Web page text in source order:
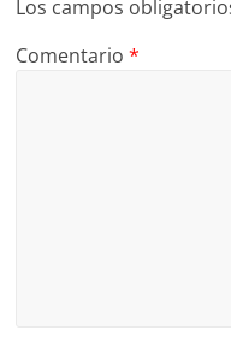
Los campos
Comentario*